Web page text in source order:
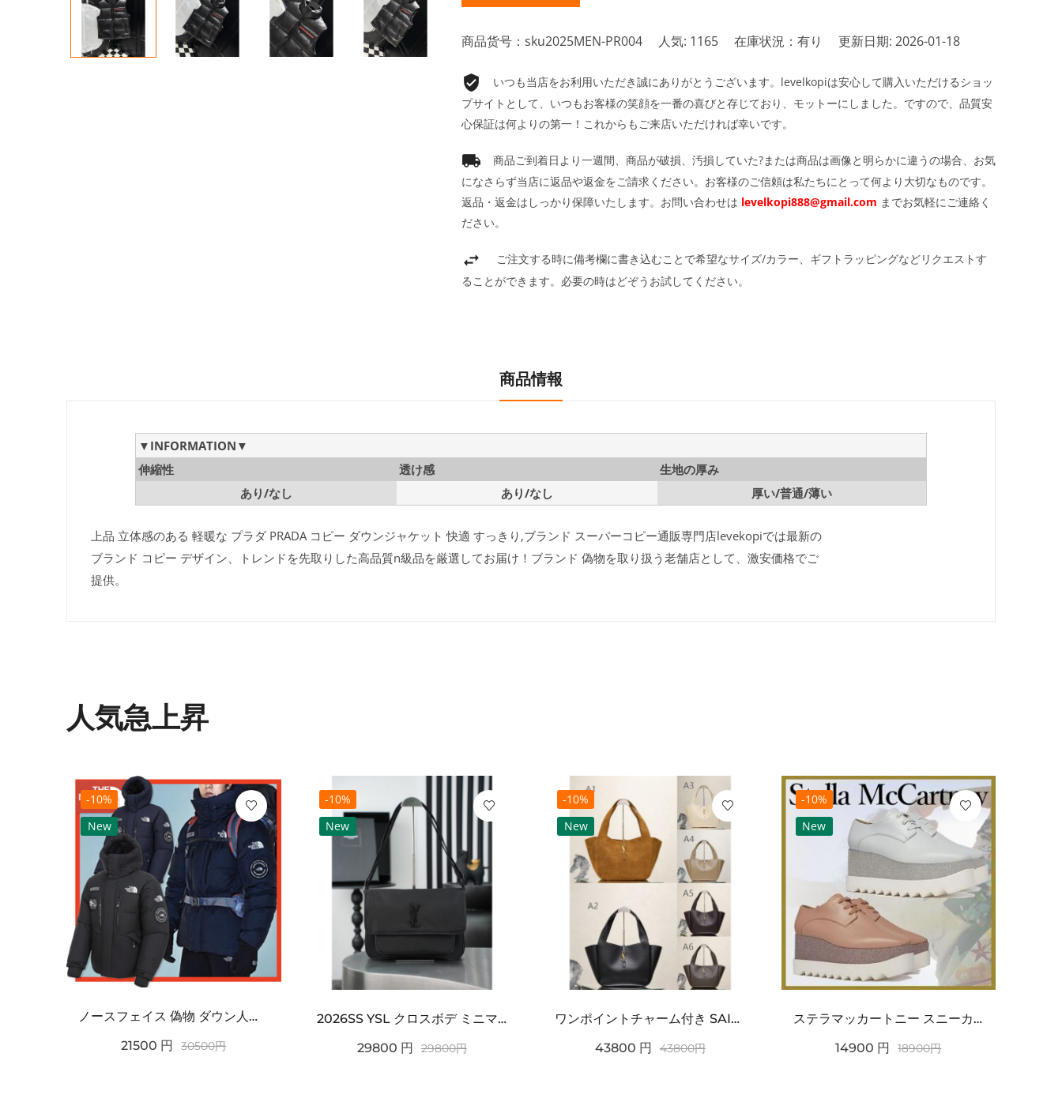
商品货号：sku2025MEN-PR004 人気: 1165 在庫状況：有り 更新日期: 2026-01-18
いつも当店をお利用いただき誠にありがとうございます。levelkopiは安心して購入いただけるショッ
プサイトとして、いつもお客様の笑顔を一番の喜びと存じており、モットーにしました。ですので、品質安
心保証は何よりの第一！これからもご来店いただければ幸いです。
商品ご到着日より一週間、商品が破損、汚損していた?または商品は画像と明らかに違うの場合、お気
になさらず当店に返品や返金をご請求ください。お客様のご信頼は私たちにとって何より大切なものです。
返品・返金はしっかり保障いたします。お問い合わせは levelkopi888@gmail.com までお気軽にご連絡く
ださい。
ご注文する時に備考欄に書き込むことで希望なサイズ/カラー、ギフトラッピングなどリクエストす
ることができます。必要の時はどぞうお試してください。
商品情報
▼INFORMATION▼
伸縮性
透け感
生地の厚み
あり/なし
あり/なし 厚い/普通/薄い
上品 立体感のある 軽暖な プラダ PRADA コピー ダウンジャケット 快適 すっきり,ブランド スーパーコピー通販専門店levekopiでは最新の
ブランド コピー デザイン、トレンドを先取りした高品質n級品を厳選してお届け！ブランド 偽物を取り扱う老舗店として、激安価格でご
提供。
人気急上昇
-10%
New
ノースフェイス 偽物 ダウン人気【THE NORTH FACE】M'S 7 SUMMIT HIM...
21500 円 30500円
-10%
New
2026SS YSL クロスボデ ミニマルフラップショルダー SAINT LAURENT サンロ...
29800 円 29800円
-10%
New
ワンポイントチャーム付き SAINT LAURENT サンローラン コピー バッグ シンプルラグ...
43800 円 43800円
-10%
New
ステラマッカートニー スニーカー 偽物エリスグリッタープラットフォーム810038KP02717...
14900 円 18900円